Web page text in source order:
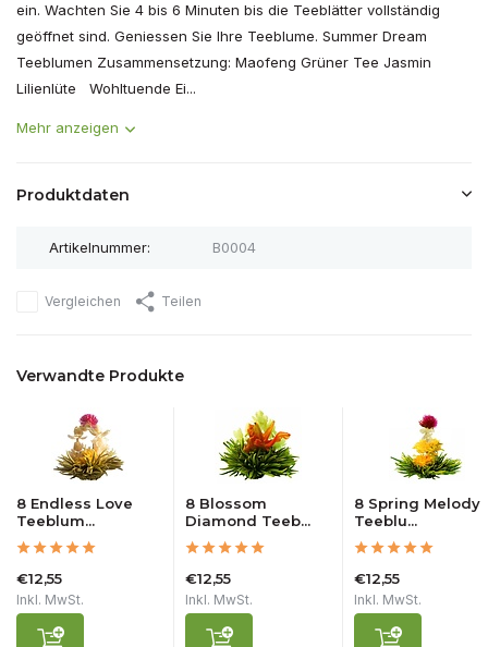
ein. Wachten Sie 4 bis 6 Minuten bis die Teeblätter vollständig
geöffnet sind. Geniessen Sie Ihre Teeblume. Summer Dream
Teeblumen Zusammensetzung: Maofeng Grüner Tee Jasmin
Lilienlüte Wohltuende Ei...
Mehr anzeigen
Produktdaten
Artikelnummer: B0004
Vergleichen Teilen
Verwandte Produkte
8 Endless Love
Teeblum...
€12,55
Inkl. MwSt.
8 Blossom
Diamond Teeb...
€12,55
Inkl. MwSt.
8 Spring Melody
Teeblu...
€12,55
Inkl. MwSt.